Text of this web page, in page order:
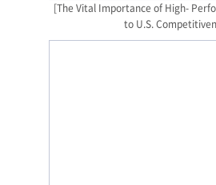
[The Vital Importance of High-
to U.S.